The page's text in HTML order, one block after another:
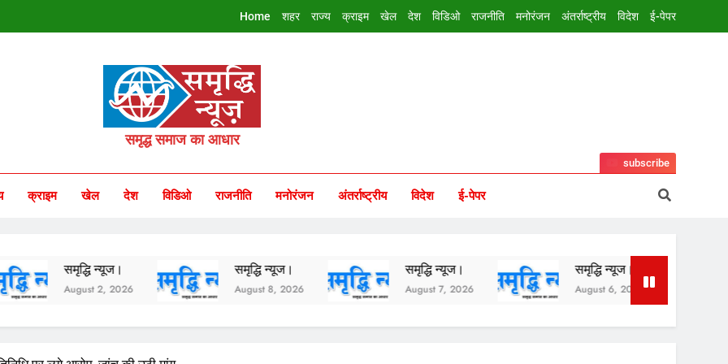
Home शहर राज्य क्राइम खेल देश विडिओ राजनीति मनोरंजन अंतर्राष्ट्रीय विदेश ई-पेपर
Samachar
समृद्ध समाज का आधार
क्राइम खेल देश विडिओ राजनीति मनोरंजन अंतर्राष्ट्रीय विदेश ई-पेपर
subscribe
समृद्धि न्यूज।
August 2, 2026
समृद्धि न्यूज।
August 8, 2026
समृद्धि न्यूज।
August 7, 2026
समृद्धि न्यूज।
August 6, 2026 August 5, 2026